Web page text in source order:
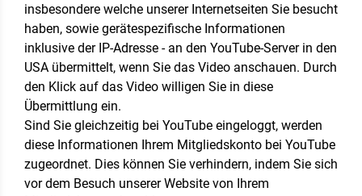
insbesondere welche unserer Internetseiten Sie besucht
haben, sowie gerätespezifische Informationen
inklusive der IP-Adresse - an den YouTube-Server in den
USA übermittelt, wenn Sie das Video anschauen. Durch
den Klick auf das Video willigen Sie in diese
Übermittlung ein.
Sind Sie gleichzeitig bei YouTube eingeloggt, werden
diese Informationen Ihrem Mitgliedskonto bei YouTube
zugeordnet. Dies können Sie verhindern, indem Sie sich
vor dem Besuch unserer Website von Ihrem